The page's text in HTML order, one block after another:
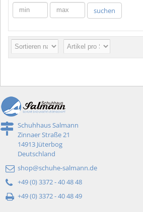
min max suchen
Schuhhaus Salmann
Zinnaer Straße 21
14913 Jüterbog
Deutschland
shop@schuhe-salmann.de
+49 (0) 3372 - 40 48 48
+49 (0) 3372 - 40 48 49